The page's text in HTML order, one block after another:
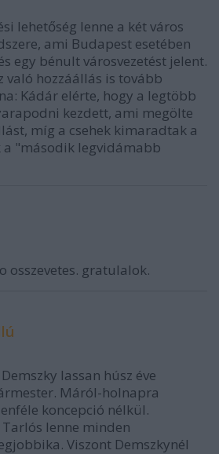
lehetőség lenne a két város
ami Budapest esetében
egy bénult városvezetést jelent.
való hozzáállás is tovább
Kádár elérte, hogy a legtöbb
kezdett, ami megölte
míg a csehek kimaradtak a
a "második legvidámabb
osszevetes. gratulalok.
lassan húsz éve
Máról-holnapra
koncepció nélkül.
lenne minden
Viszont Demszkynél